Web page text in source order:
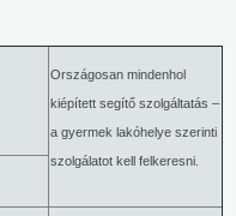
Országosan mindenhol
kiépített segítő szolgáltatás –
a gyermek lakóhelye szerinti
szolgálatot kell felkeresni.